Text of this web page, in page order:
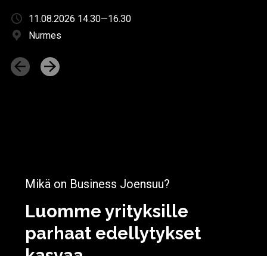
11.08.2026 14.30—16.30
Nurmes
Mikä on Business Joensuu?
Luomme yrityksille
parhaat edellytykset